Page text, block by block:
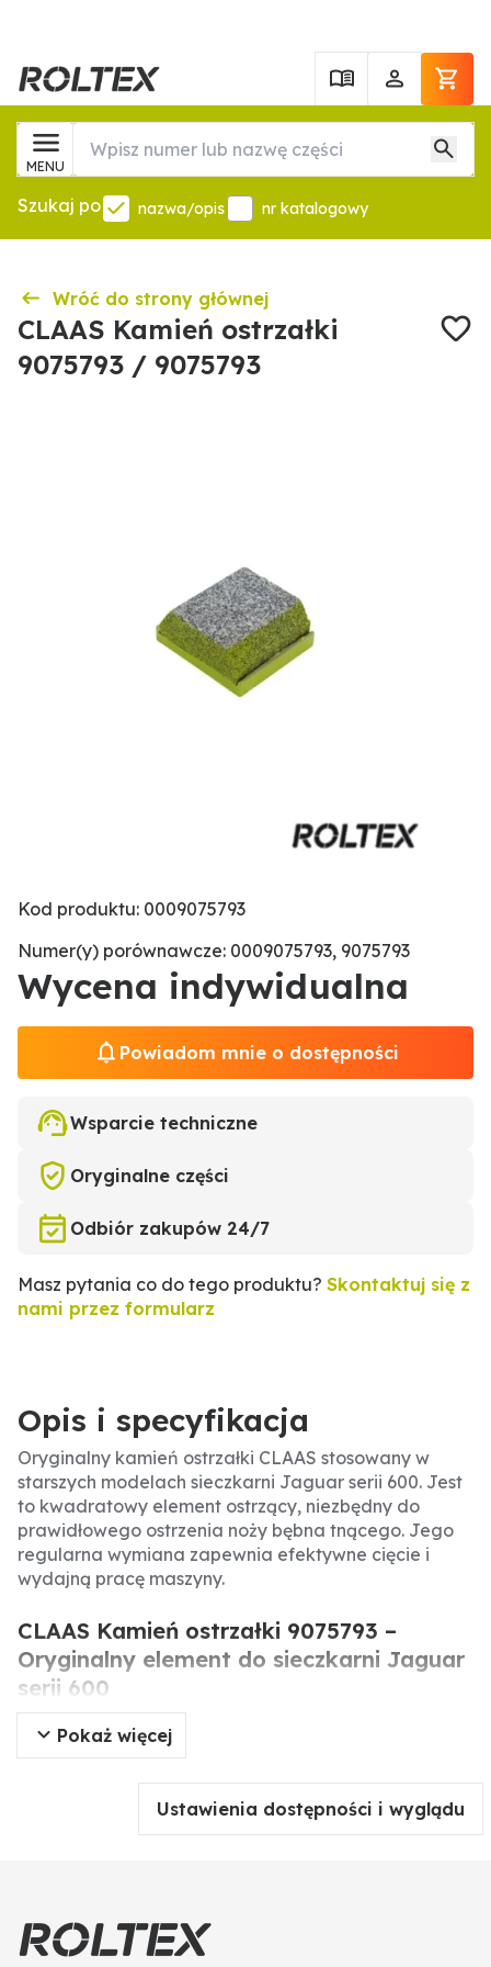
MENU
Szukaj po nazwa/opis nr katalogowy
Wróć do strony głównej
CLAAS Kamień ostrzałki
9075793 / 9075793
Kod produktu: 0009075793
Numer(y) porównawcze: 0009075793, 9075793
Wycena indywidualna
Powiadom mnie o dostępności
Wsparcie techniczne
Oryginalne części
Odbiór zakupów 24/7
Masz pytania co do tego produktu? Skontaktuj się z
nami przez formularz
Opis i specyfikacja
Oryginalny kamień ostrzałki CLAAS stosowany w
starszych modelach sieczkarni Jaguar serii 600. Jest
to kwadratowy element ostrzący, niezbędny do
prawidłowego ostrzenia noży bębna tnącego. Jego
regularna wymiana zapewnia efektywne cięcie i
wydajną pracę maszyny.
CLAAS Kamień ostrzałki 9075793 –
Oryginalny element do sieczkarni Jaguar
serii 600
Oryginalny kamień ostrzałki CLAAS to precyzyjnie
wykonany element, stosowany w starszych modelach
sieczkarni CLAAS Jaguar serii 600. Odpowiada za
ostrzenie noży bębna tnącego, co ma kluczowe
znaczenie dla jakości sieczki i wydajności maszyny.
Pokaż więcej
Ustawienia dostępności i wyglądu